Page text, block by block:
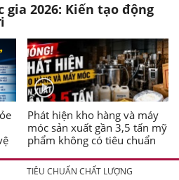
gia 2026: Kiến tạo động
Phát hiện kho hàng và máy
móc sản xuất gần 3,5 tấn mỹ
phẩm không có tiêu chuẩn
TIÊU CHUẨN CHẤT LƯỢNG